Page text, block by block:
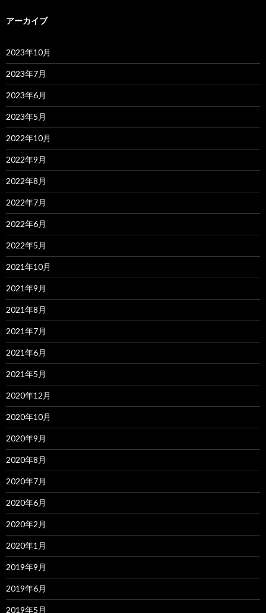
アーカイブ
2023年10月
2023年7月
2023年6月
2023年5月
2022年10月
2022年9月
2022年8月
2022年7月
2022年6月
2022年5月
2021年10月
2021年9月
2021年8月
2021年7月
2021年6月
2021年5月
2020年12月
2020年10月
2020年9月
2020年8月
2020年7月
2020年6月
2020年2月
2020年1月
2019年9月
2019年6月
2019年5月